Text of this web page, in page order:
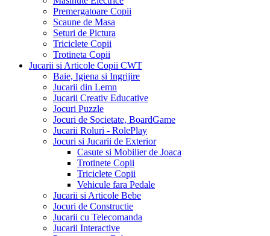
Premergatoare Copii
Scaune de Masa
Seturi de Pictura
Triciclete Copii
Trotineta Copii
Jucarii si Articole Copii CWT
Baie, Igiena si Ingrijire
Jucarii din Lemn
Jucarii Creativ Educative
Jocuri Puzzle
Jocuri de Societate, BoardGame
Jucarii Roluri - RolePlay
Jocuri si Jucarii de Exterior
Casute si Mobilier de Joaca
Trotinete Copii
Triciclete Copii
Vehicule fara Pedale
Jucarii si Articole Bebe
Jocuri de Constructie
Jucarii cu Telecomanda
Jucarii Interactive